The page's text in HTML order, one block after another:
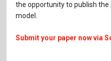
the opportunity to publish the
model.
Submit your paper now via